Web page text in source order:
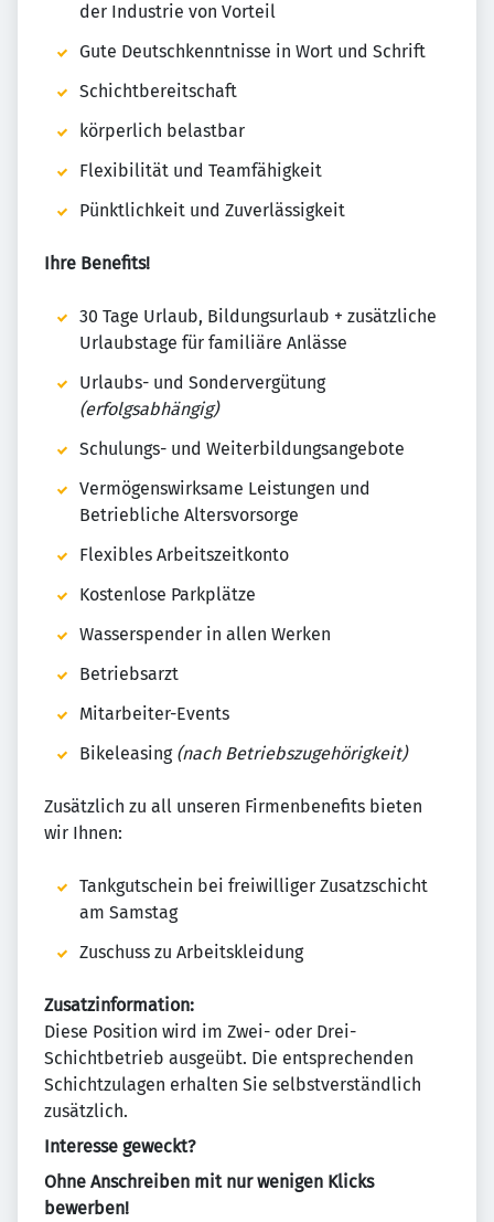
der Industrie von Vorteil
Gute Deutschkenntnisse in Wort und Schrift
Schichtbereitschaft
körperlich belastbar
Flexibilität und Teamfähigkeit
Pünktlichkeit und Zuverlässigkeit
Ihre Benefits!
30 Tage Urlaub, Bildungsurlaub + zusätzliche
Urlaubstage für familiäre Anlässe
Urlaubs- und Sondervergütung
(erfolgsabhängig)
Schulungs- und Weiterbildungsangebote
Vermögenswirksame Leistungen und
Betriebliche Altersvorsorge
Flexibles Arbeitszeitkonto
Kostenlose Parkplätze
Wasserspender in allen Werken
Betriebsarzt
Mitarbeiter-Events
Bikeleasing (nach Betriebszugehörigkeit)
Zusätzlich zu all unseren Firmenbenefits bieten
wir Ihnen:
Tankgutschein bei freiwilliger Zusatzschicht
am Samstag
Zuschuss zu Arbeitskleidung
Zusatzinformation:
Diese Position wird im Zwei- oder Drei-
Schichtbetrieb ausgeübt. Die entsprechenden
Schichtzulagen erhalten Sie selbstverständlich
zusätzlich.
Interesse geweckt?
Ohne Anschreiben mit nur wenigen Klicks
bewerben!